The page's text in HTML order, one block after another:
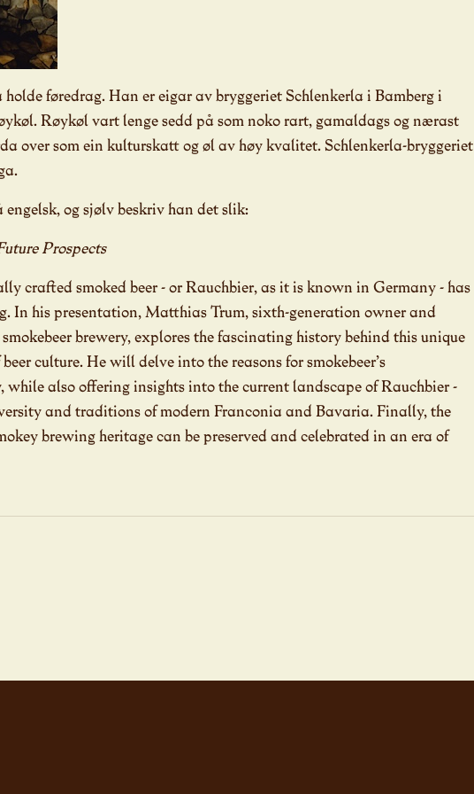
føredrag. Han er eigar av bryggeriet Schlenkerla i Bamberg i
Røykøl vart lenge sedd på som noko rart, gamaldags og nærast
over som ein kulturskatt og øl av høy kvalitet. Schlenkerla-bryggeriet
og sjølv beskriv han det slik:
Prospects
crafted smoked beer - or Rauchbier, as it is known in Germany - has
In his presentation, Matthias Trum, sixth-generation owner and
brewery, explores the fascinating history behind this unique
culture. He will delve into the reasons for smokebeer’s
also offering insights into the current landscape of Rauchbier -
and traditions of modern Franconia and Bavaria. Finally, the
brewing heritage can be preserved and celebrated in an era of